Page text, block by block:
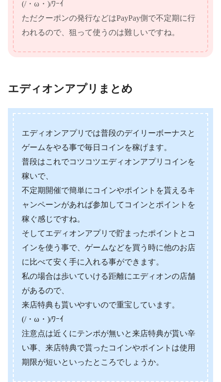
(/・ω・)/ﾜｰｲ
ただクーポンの発行などはPayPay側で不定期に行
われるので、狙って使うのは難しいですね。
エディオンアプリまとめ
エディオンアプリでは普段のデイリーボーナスと
ゲームをやる事で毎日コインを稼げます。
普段はこれでコツコツエディオンアプリコインを
稼いで、
不定期開催で簡単にコインやポイントを貰えるキ
ャンペーンがあれば参加してコインとポイントを
稼ぐ感じですね。
そしてエディオンアプリで貯まったポイントとコ
インを使う事で、ゲームなどを買う時に他のお店
に比べて安く手に入れる事ができます。
私の場合は歩いていける距離にエディオンの店舗
があるので、
来店特典も貰いやすいので重宝しています。
(/・ω・)/ﾜｰｲ
注意点は近くにテンポが無いと来店特典が貰い辛
い事、来店特典で貰ったコインやポイントは使用
期限が短いといったところでしょうか。